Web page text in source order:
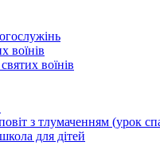
воїнів
воїнів
з тлумаченням (урок
для дітей